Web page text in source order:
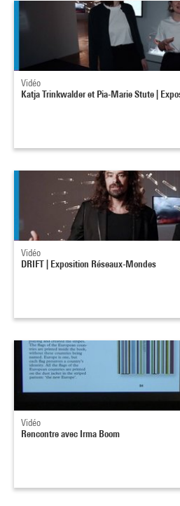
Vidéo
Katja Trinkwalder et Pia-Marie Stute |
Vidéo
DRIFT | Exposition Réseaux-Mondes
Vidéo
Rencontre avec Irma Boom